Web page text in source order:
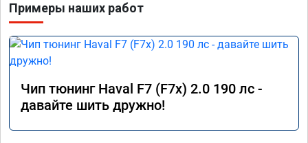
Примеры наших работ
Чип тюнинг Haval F7 (F7x) 2.0 190 лс -
давайте шить дружно!